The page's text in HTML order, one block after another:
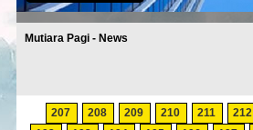
Mutiara Pagi - News
212
211
210
209
208
207